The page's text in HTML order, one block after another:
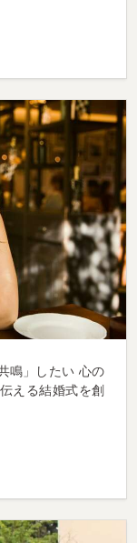
鳴」したい 心の
える結婚式を創